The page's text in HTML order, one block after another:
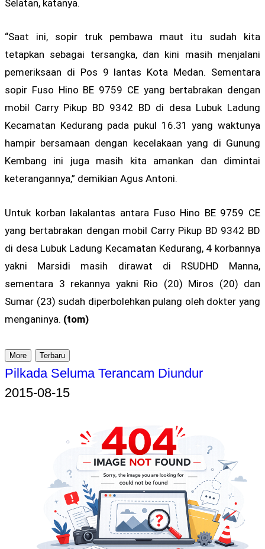
Selatan, katanya.
“Saat ini, sopir truk pembawa maut itu sudah kita
tetapkan sebagai tersangka, dan kini masih menjalani
pemeriksaan di Pos 9 lantas Kota Medan. Sementara
sopir Fuso Hino BE 9759 CE yang bertabrakan dengan
mobil Carry Pikup BD 9342 BD di desa Lubuk Ladung
Kecamatan Kedurang pada pukul 16.31 yang waktunya
hampir bersamaan dengan kecelakaan yang di Gunung
Kembang ini juga masih kita amankan dan dimintai
keterangannya,” demikian Agus Antoni.
Untuk korban lakalantas antara Fuso Hino BE 9759 CE
yang bertabrakan dengan mobil Carry Pikup BD 9342 BD
di desa Lubuk Ladung Kecamatan Kedurang, 4 korbannya
yakni Marsidi masih dirawat di RSUDHD Manna,
sementara 3 rekannya yakni Rio (20) Miros (20) dan
Sumar (23) sudah diperbolehkan pulang oleh dokter yang
menganinya. (tom)
More Terbaru
Pilkada Seluma Terancam Diundur
2015-08-15